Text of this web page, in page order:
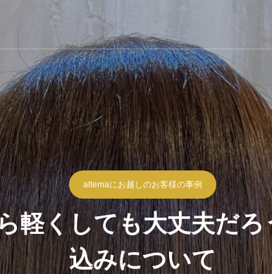
altemaにお越しのお客様の事例
軽くしても大丈夫だ
込みについて